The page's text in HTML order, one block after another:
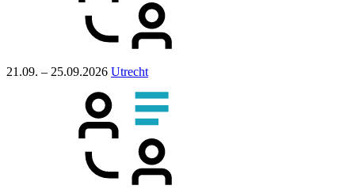
21.09. – 25.09.2026 Utrecht